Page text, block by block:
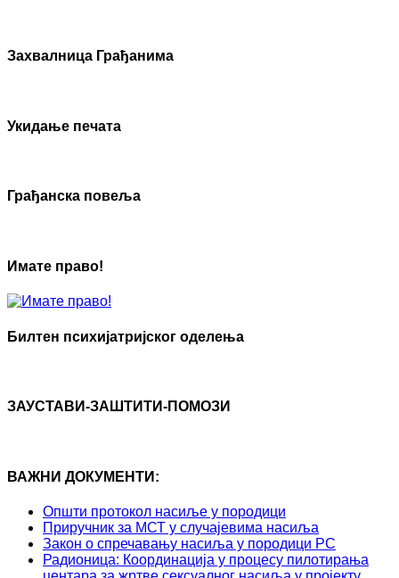
Захвалница Грађанима
Укидање печата
Грађанска повеља
Имате право!
Билтен психијатријског оделења
ЗАУСТАВИ-ЗАШТИТИ-ПОМОЗИ
ВАЖНИ ДОКУМЕНТИ:
Општи протокол насиље у породици
Приручник за МСТ у случајевима насиља
Закон о спречавању насиља у породици РС
Радионица: Координација у процесу пилотирања